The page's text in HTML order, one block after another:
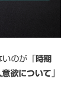
いのが「時期
欲について